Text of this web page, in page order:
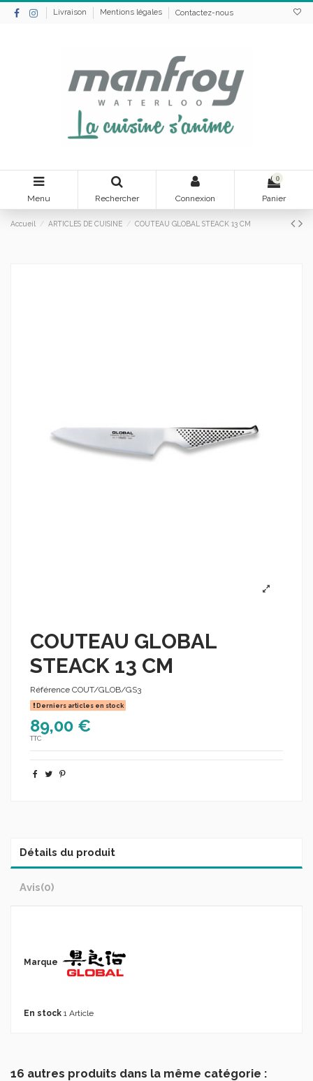
Livraison Mentions légales Contactez-nous
Menu Rechercher Connexion
0
Panier
Accueil ARTICLES DE CUISINE COUTEAU GLOBAL STEACK 13 CM
COUTEAU GLOBAL
STEACK 13 CM
Référence COUT/GLOB/GS3
Derniers articles en stock
89,00 €
TTC
Détails du produit
Avis(0)
Marque
En stock 1 Article
16 autres produits dans la même catégorie :